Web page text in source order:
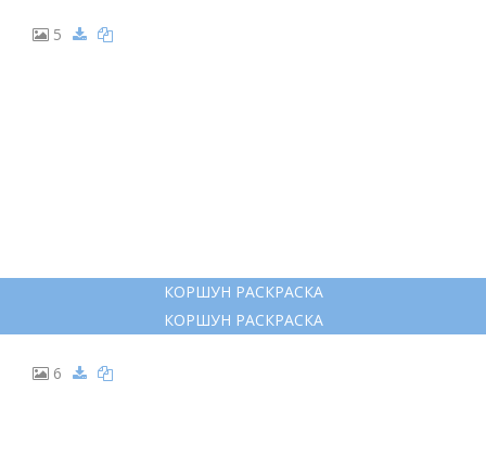
5
КОРШУН РАСКРАСКА
КОРШУН РАСКРАСКА
6